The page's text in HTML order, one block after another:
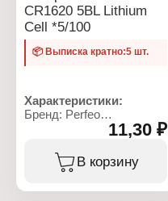
CR1620 5BL Lithium
Cell *5/100
📦 Выписка кратно:5 шт.
Характеристики:
Бренд: Perfeo
Артикул: PF СR1620/5BL
Тип товара: Батарейка
Типоразмер: CR1620
11,30 ₽
В корзину